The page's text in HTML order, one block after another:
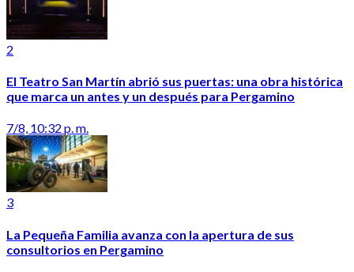
2
El Teatro San Martín abrió sus puertas: una obra histórica
que marca un antes y un después para Pergamino
7/8, 10:32 p. m.
3
La Pequeña Familia avanza con la apertura de sus
consultorios en Pergamino